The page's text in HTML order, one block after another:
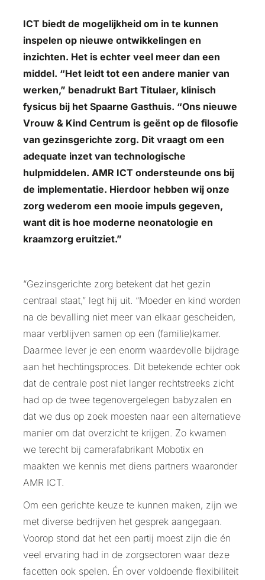
ICT biedt de mogelijkheid om in te kunnen
inspelen op nieuwe ontwikkelingen en
inzichten. Het is echter veel meer dan een
middel. “Het leidt tot een andere manier van
werken,” benadrukt Bart Titulaer, klinisch
fysicus bij het Spaarne Gasthuis. “Ons nieuwe
Vrouw & Kind Centrum is geënt op de filosofie
van gezinsgerichte zorg. Dit vraagt om een
adequate inzet van technologische
hulpmiddelen. AMR ICT ondersteunde ons bij
de implementatie. Hierdoor hebben wij onze
zorg wederom een mooie impuls gegeven,
want dit is hoe moderne neonatologie en
kraamzorg eruitziet.”
“Gezinsgerichte zorg betekent dat het gezin
centraal staat,” legt hij uit. “Moeder en kind worden
na de bevalling niet meer van elkaar gescheiden,
maar verblijven samen op een (familie)kamer.
Daarmee lever je een enorm waardevolle bijdrage
aan het hechtingsproces. Dit betekende echter ook
dat de centrale post niet langer rechtstreeks zicht
had op de twee tegenovergelegen babyzalen en
dat we dus op zoek moesten naar een alternatieve
manier om dat overzicht te krijgen. Zo kwamen
we terecht bij camerafabrikant Mobotix en
maakten we kennis met diens partners waaronder
AMR ICT.
Om een gerichte keuze te kunnen maken, zijn we
met diverse bedrijven het gesprek aangegaan.
Voorop stond dat het een partij moest zijn die én
veel ervaring had in de zorgsectoren waar deze
facetten ook spelen. Én over voldoende flexibiliteit